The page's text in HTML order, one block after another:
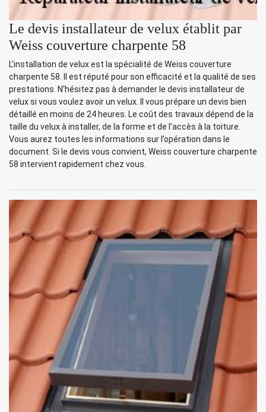
Le devis installateur de velux établit par
Weiss couverture charpente 58
L’installation de velux est la spécialité de Weiss couverture
charpente 58. Il est réputé pour son efficacité et la qualité de ses
prestations. N'hésitez pas à demander le devis installateur de
velux si vous voulez avoir un velux. Il vous prépare un devis bien
détaillé en moins de 24 heures. Le coût des travaux dépend de la
taille du velux à installer, de la forme et de l’accès à la toiture.
Vous aurez toutes les informations sur l’opération dans le
document. Si le devis vous convient, Weiss couverture charpente
58 intervient rapidement chez vous.